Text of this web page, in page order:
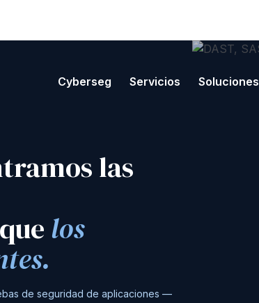
Cyberseg Servicios Soluciones
las
los
de seguridad de aplicaciones —